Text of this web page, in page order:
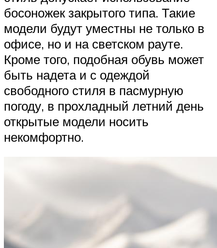
босоножек закрытого типа. Такие
модели будут уместны не только в
офисе, но и на светском рауте.
Кроме того, подобная обувь может
быть надета и с одеждой
свободного стиля в пасмурную
погоду, в прохладный летний день
открытые модели носить
некомфортно.